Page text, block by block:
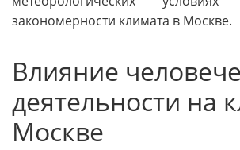
закономерности климата в Москве.
Влияние
деятельности на
Москве